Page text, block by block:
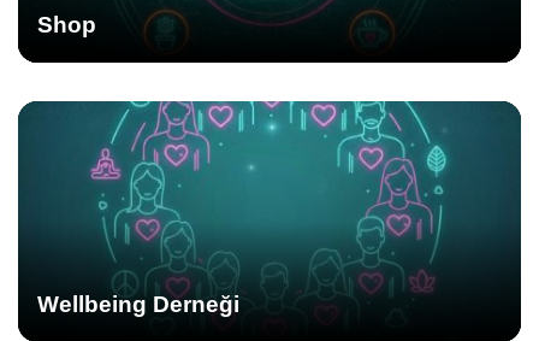
Shop
Wellbeing Derneği